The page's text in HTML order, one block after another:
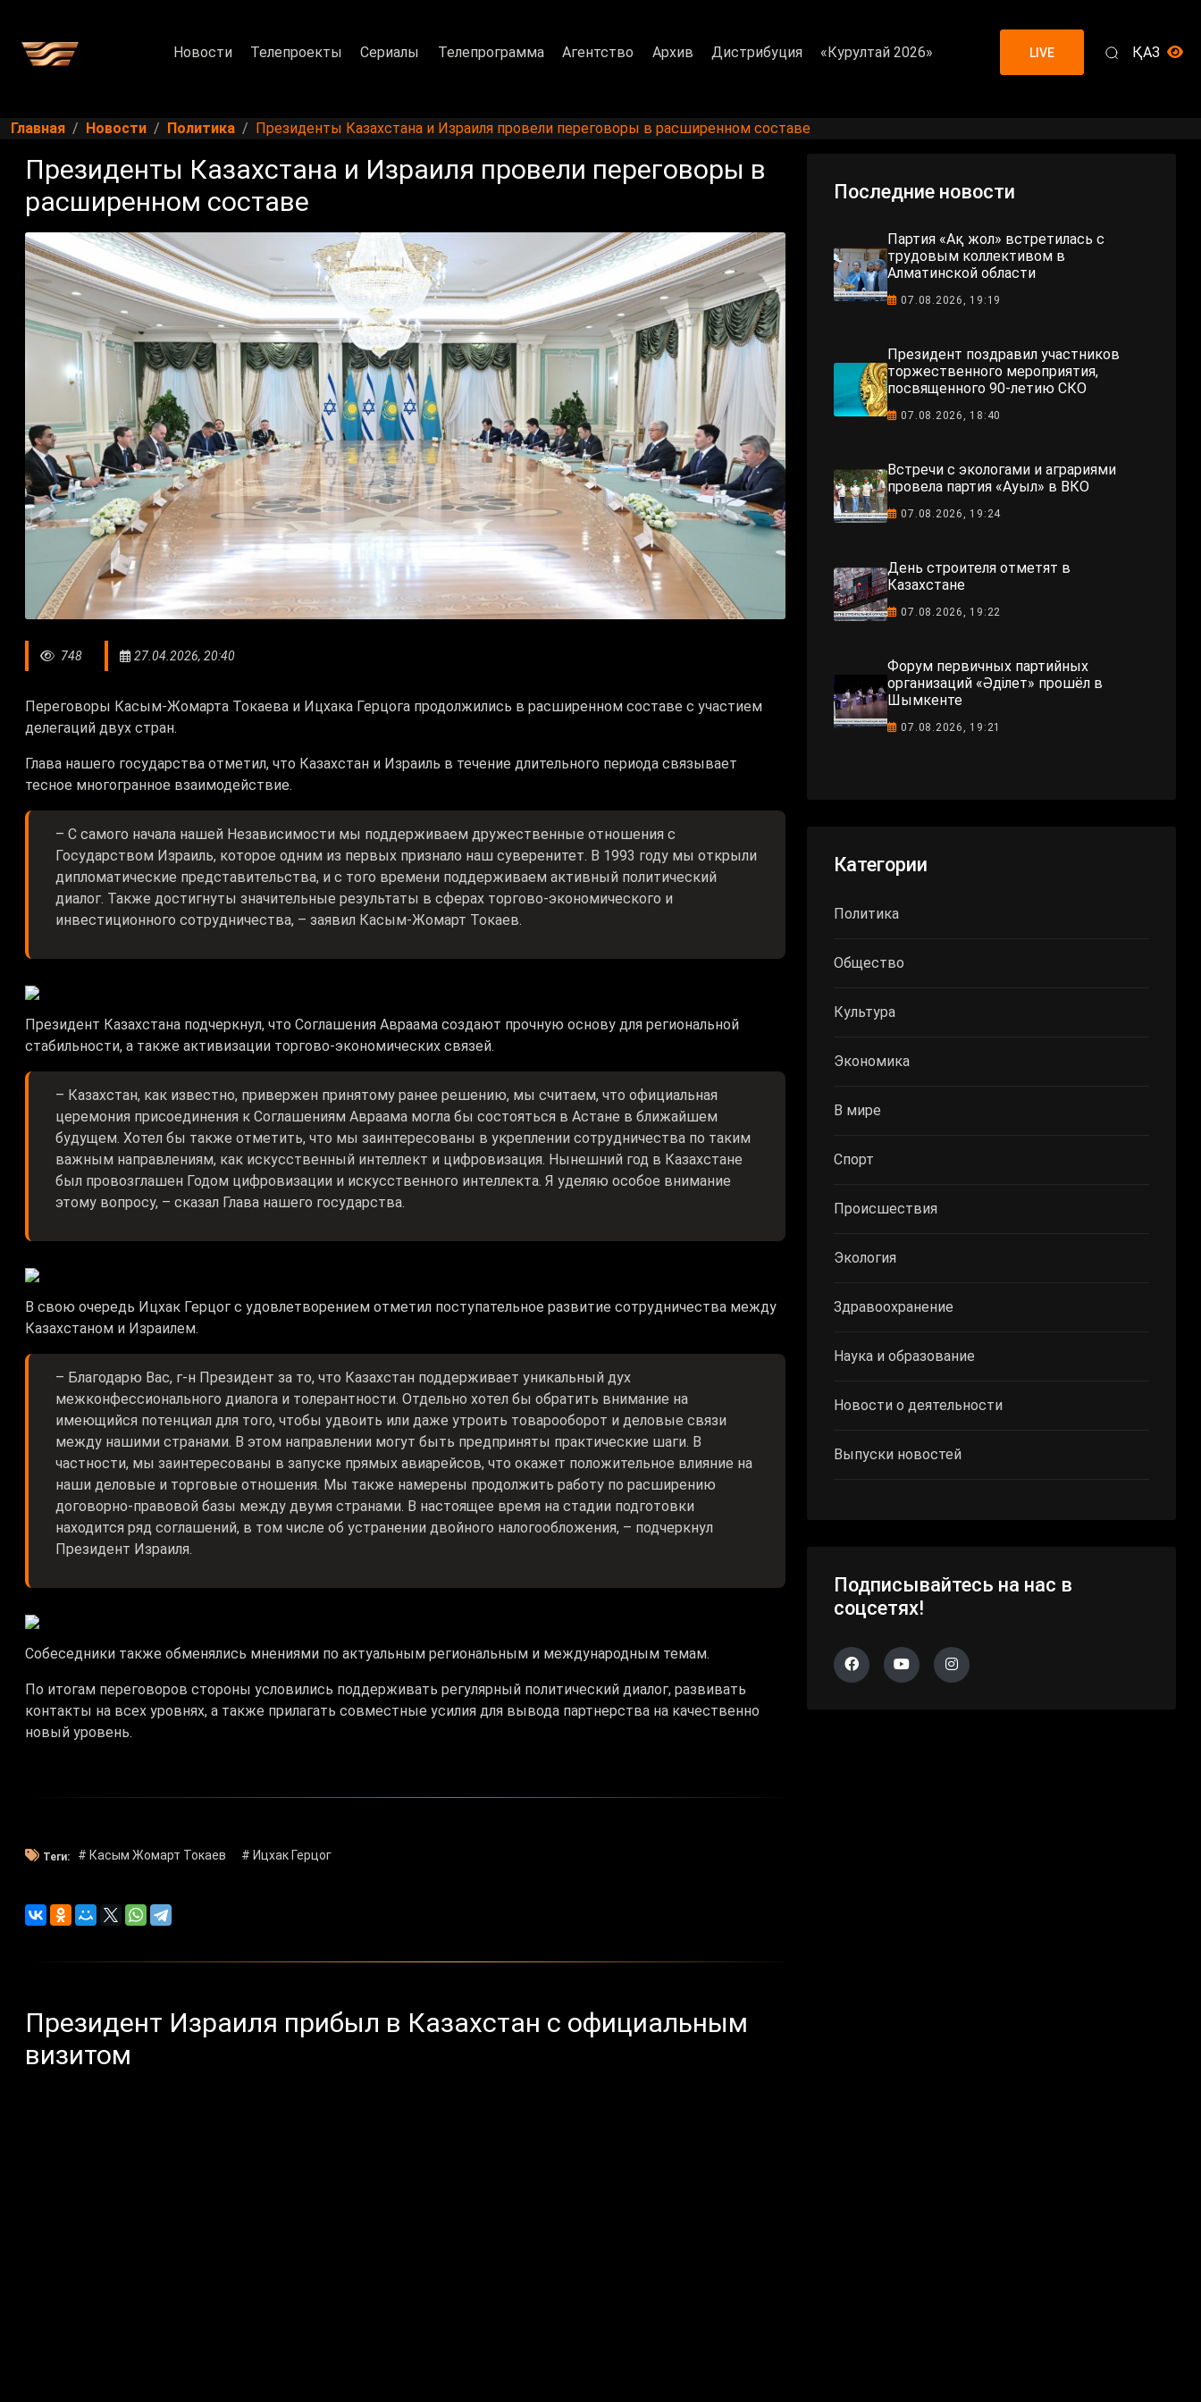
Новости Телепроекты Сериалы Телепрограмма Агентство Архив Дистрибуция «Курултай 2026» LIVE ҚАЗ
Главная Новости Политика Президенты Казахстана и Израиля провели переговоры в расширенном составе
Президенты Казахстана и Израиля провели переговоры в
расширенном составе
748 27.04.2026, 20:40
Переговоры Касым-Жомарта Токаева и Ицхака Герцога продолжились в расширенном составе с участием
делегаций двух стран.
Глава нашего государства отметил, что Казахстан и Израиль в течение длительного периода связывает
тесное многогранное взаимодействие.
– С самого начала нашей Независимости мы поддерживаем дружественные отношения с
Государством Израиль, которое одним из первых признало наш суверенитет. В 1993 году мы открыли
дипломатические представительства, и с того времени поддерживаем активный политический
диалог. Также достигнуты значительные результаты в сферах торгово-экономического и
инвестиционного сотрудничества, – заявил Касым-Жомарт Токаев.
Президент Казахстана подчеркнул, что Соглашения Авраама создают прочную основу для региональной
стабильности, а также активизации торгово-экономических связей.
– Казахстан, как известно, привержен принятому ранее решению, мы считаем, что официальная
церемония присоединения к Соглашениям Авраама могла бы состояться в Астане в ближайшем
будущем. Хотел бы также отметить, что мы заинтересованы в укреплении сотрудничества по таким
важным направлениям, как искусственный интеллект и цифровизация. Нынешний год в Казахстане
был провозглашен Годом цифровизации и искусственного интеллекта. Я уделяю особое внимание
этому вопросу, – сказал Глава нашего государства.
В свою очередь Ицхак Герцог с удовлетворением отметил поступательное развитие сотрудничества между
Казахстаном и Израилем.
– Благодарю Вас, г-н Президент за то, что Казахстан поддерживает уникальный дух
межконфессионального диалога и толерантности. Отдельно хотел бы обратить внимание на
имеющийся потенциал для того, чтобы удвоить или даже утроить товарооборот и деловые связи
между нашими странами. В этом направлении могут быть предприняты практические шаги. В
частности, мы заинтересованы в запуске прямых авиарейсов, что окажет положительное влияние на
наши деловые и торговые отношения. Мы также намерены продолжить работу по расширению
договорно-правовой базы между двумя странами. В настоящее время на стадии подготовки
находится ряд соглашений, в том числе об устранении двойного налогообложения, – подчеркнул
Президент Израиля.
Собеседники также обменялись мнениями по актуальным региональным и международным темам.
По итогам переговоров стороны условились поддерживать регулярный политический диалог, развивать
контакты на всех уровнях, а также прилагать совместные усилия для вывода партнерства на качественно
новый уровень.
Теги: # Касым Жомарт Токаев # Ицхак Герцог
Президент Израиля прибыл в Казахстан с официальным
визитом
Последние новости
Партия «Ақ жол» встретилась с
трудовым коллективом в
Алматинской области
07.08.2026, 19:19
Президент поздравил участников
торжественного мероприятия,
посвященного 90-летию СКО
07.08.2026, 18:40
Встречи с экологами и аграриями
провела партия «Ауыл» в ВКО
07.08.2026, 19:24
День строителя отметят в
Казахстане
07.08.2026, 19:22
Форум первичных партийных
организаций «Әділет» прошёл в
Шымкенте
07.08.2026, 19:21
Категории
Политика
Общество
Культура
Экономика
В мире
Спорт
Происшествия
Экология
Здравоохранение
Наука и образование
Новости о деятельности
Выпуски новостей
Подписывайтесь на нас в
соцсетях!